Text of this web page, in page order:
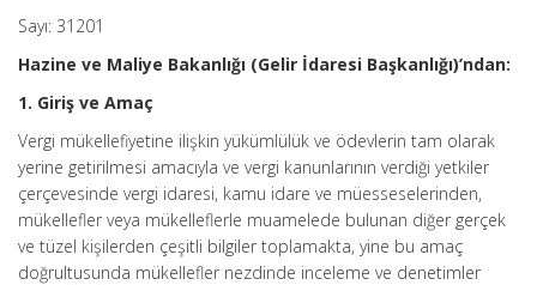
Sayı: 31201
Hazine ve Maliye Bakanlığı (Gelir İdaresi Başkanlığı)’ndan:
1. Giriş ve Amaç
Vergi mükellefiyetine ilişkin yükümlülük ve ödevlerin tam olarak
yerine getirilmesi amacıyla ve vergi kanunlarının verdiği yetkiler
çerçevesinde vergi idaresi, kamu idare ve müesseselerinden,
mükellefler veya mükelleflerle muamelede bulunan diğer gerçek
ve tüzel kişilerden çeşitli bilgiler toplamakta, yine bu amaç
doğrultusunda mükellefler nezdinde inceleme ve denetimler